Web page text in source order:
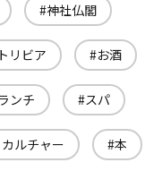
神社仏閣
トリビア お酒
ンチ スパ
ルチャー 本